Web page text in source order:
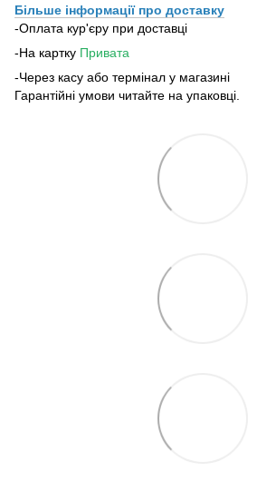
Більше інформації про доставку
-Оплата кур'єру при доставці
-На картку Привата
-Через касу або термінал у магазині
Гарантійні умови читайте на упаковці.